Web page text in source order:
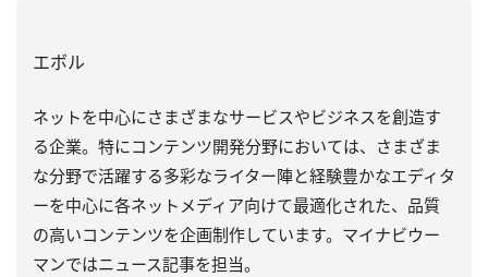
エボル
ネットを中心にさまざまなサービスやビジネスを創造す
る企業。特にコンテンツ開発分野においては、さまざま
な分野で活躍する多彩なライター陣と経験豊かなエディタ
ーを中心に各ネットメディア向けて最適化された、品質
の高いコンテンツを企画制作しています。マイナビウー
マンではニュース記事を担当。